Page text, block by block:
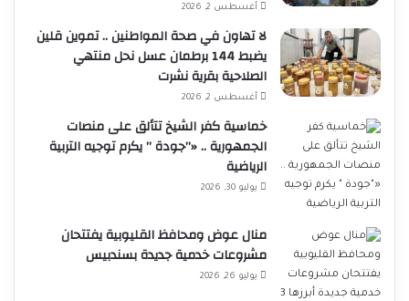
أغسطس 2, 2026
لا تهاون في صحة المواطنين .. تموين قلين
يضبط 144 برطمان عسل نحل منتهي
الصلاحية بقرية نشرت
أغسطس 2, 2026
خماسية كفر الشيخ تتألق على منصات
الجمهورية .. «”جودة ” يكرم توجيه التربية
الرياضية
يوليو 30, 2026
منال عوض ومحافظ القليوبية يفتتحان
مشروعات خدمية جديدة بسندبيس
يوليو 26, 2026